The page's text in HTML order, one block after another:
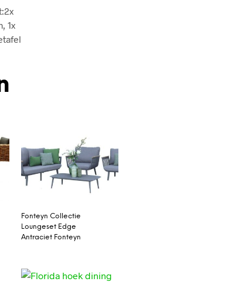
1x
Fonteyn Collectie
Loungeset Edge
Antraciet Fonteyn